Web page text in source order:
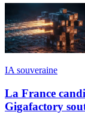
IA souveraine
La France
Gigafactory